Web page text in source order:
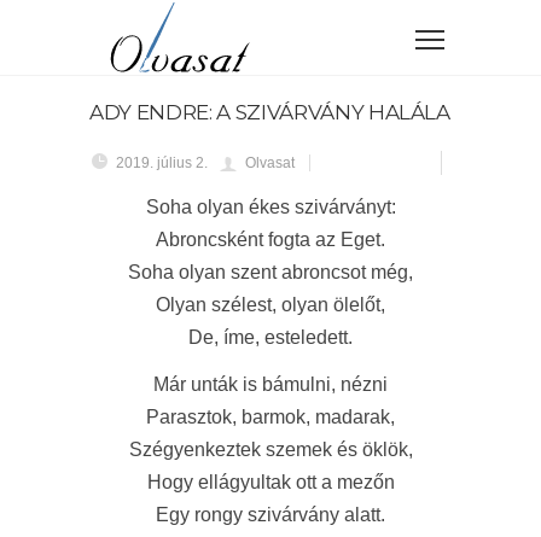
ADY ENDRE: A SZIVÁRVÁNY HALÁLA
2019. július 2. Olvasat
Soha olyan ékes szivárványt:
Abroncsként fogta az Eget.
Soha olyan szent abroncsot még,
Olyan szélest, olyan ölelőt,
De, íme, esteledett.
Már unták is bámulni, nézni
Parasztok, barmok, madarak,
Szégyenkeztek szemek és öklök,
Hogy ellágyultak ott a mezőn
Egy rongy szivárvány alatt.